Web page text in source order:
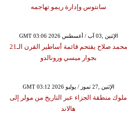
سانتوس وإدارة ريمو تهاجمه
GMT 03:06 2026 الإثنين ,03 آب / أغسطس
محمد صلاح يقتحم قائمة أساطير القرن الـ21
بجوار ميسي ورونالدو
GMT 03:12 2026 الإثنين ,27 تموز / يوليو
ملوك منطقة الجزاء عبر التاريخ من مولر إلى
هالاند